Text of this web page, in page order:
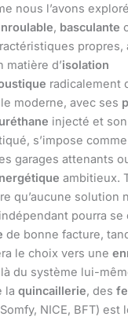
nous l’avons
, basculante
propres,
matière d’isolation
radicalement
moderne, avec ses
injecté et
s’impose
garages attenants
ambitieux.
qu’aucune solution
pourra se
de bonne facture,
le choix vers une
du système lui-
la quincaillerie, des
NICE, BFT) est